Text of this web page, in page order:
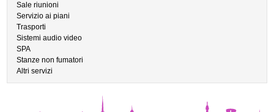
Sale riunioni
Servizio ai piani
Trasporti
Sistemi audio video
SPA
Stanze non fumatori
Altri servizi